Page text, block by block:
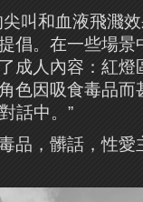
叫和血液飛濺
倡。在一些場景
成人內容：紅燈
色因吸食毒品而
話中。”
，髒話，性愛